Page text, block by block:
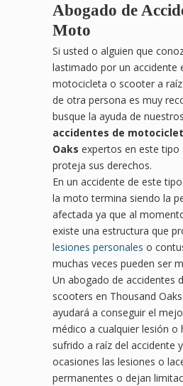
Abogado de
Moto
Si usted o alguien que
lastimado por un accidente
motocicleta o scooter a
de otra persona es muy
busque la ayuda de nuestros
accidentes de
Oaks expertos en este tipo
proteja sus derechos.
En un accidente de este
la moto termina siendo la
afectada ya que al
existe una estructura que
lesiones personales o
muchas veces pueden ser
Un abogado de accidentes
scooters en Thousand
ayudará a conseguir el
médico a cualquier lesión o
sufrido a raíz del accidente
ocasiones las lesiones o
permanentes o dejan